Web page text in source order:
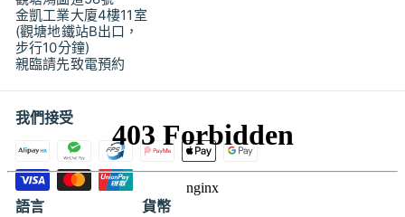
金凱工業大廈4樓11室
(觀塘地鐵站B出口，
步行10分鐘)
親臨請先致電預約
我們接受
語言 貨幣